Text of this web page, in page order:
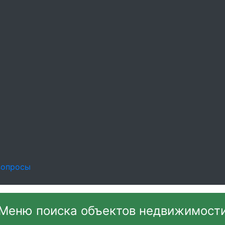
машин, ущерба
поиска объектов